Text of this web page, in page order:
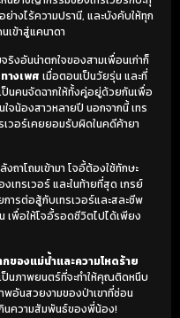
ย่างไร้ความปรานี, และบังคับให้ทุก
เข้าสู่แคนาดา
งอันน่าตกใจของสามเพื่อนเก่าก็
างเพศ เมื่อตอนเป็นวัยรุ่น และที่
ป็นคนจัดฉากให้ทั้งคู่อยู่ด้วยกันเพื่อ
ใจน้องสาวหลายปี นอกจากนี้ เทร
เวอร์เคยยอมรับผิดในคดีค้ายา
ถาโถมเข้ามา โจอี้ต้องใช้ทักษะ
เทรเวอร์ และในท้ายที่สุด เกรย์
ารต่อสู้กับเทรเวอร์และสละชีพ
เพื่อให้โจอี้รอดชีวิตไปได้เพียง
องแม่น้ำและความโหดร้าย
นภาพยนตร์ที่จะทำให้คุณติดหนึบ
พอันสวยงามของป่าเขาที่ซ่อน
นความสัมพันธ์ของพี่น้อง!